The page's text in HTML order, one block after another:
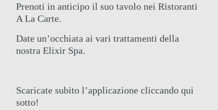
Prenoti in anticipo il suo tavolo nei Ristoranti
A La Carte.
Date un’occhiata ai vari trattamenti della
nostra Elixir Spa.
Scaricate subito l’applicazione cliccando qui
sotto!